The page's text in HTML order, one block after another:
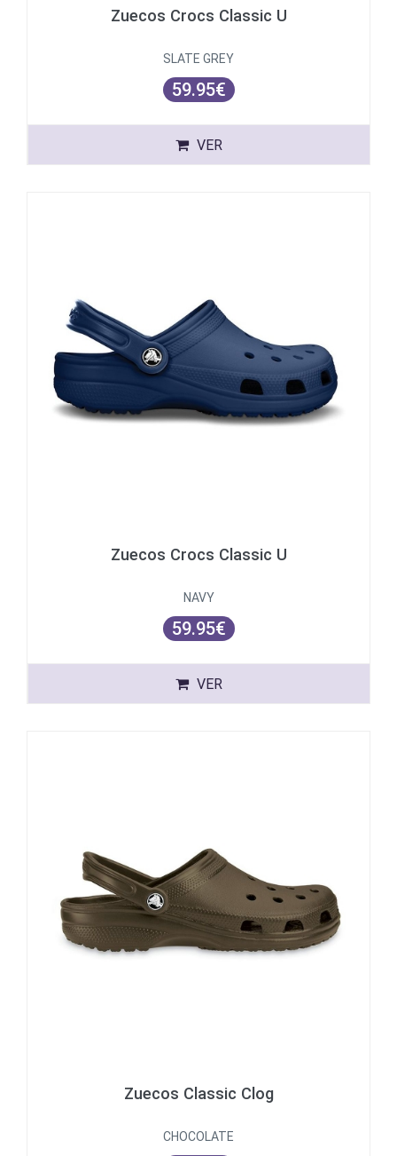
Zuecos Crocs Classic U
SLATE GREY
59.95€
VER
Zuecos Crocs Classic U
NAVY
59.95€
VER
Zuecos Classic Clog
CHOCOLATE